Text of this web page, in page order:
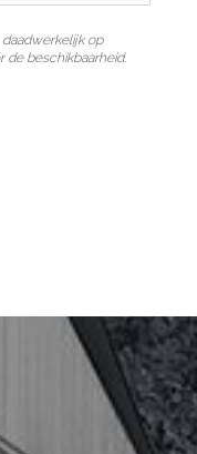
op
de beschikbaarheid.